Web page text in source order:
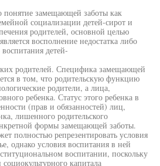
понятие замещающей заботы как
социализации детей-сирот и
родителей, основной целью
восполнение недостатка либо
воспитания детей-
родителей. Специфика замещающей
в том, что родительскую функцию
родители, а лица,
ребенка. Статус этого ребенка в
(прав и обязанностей) лиц,
лишенного родительского
формы замещающей заботы.
полностью репрезентировать условия
однако условия воспитания в ней
воспитании, поскольку
капитала